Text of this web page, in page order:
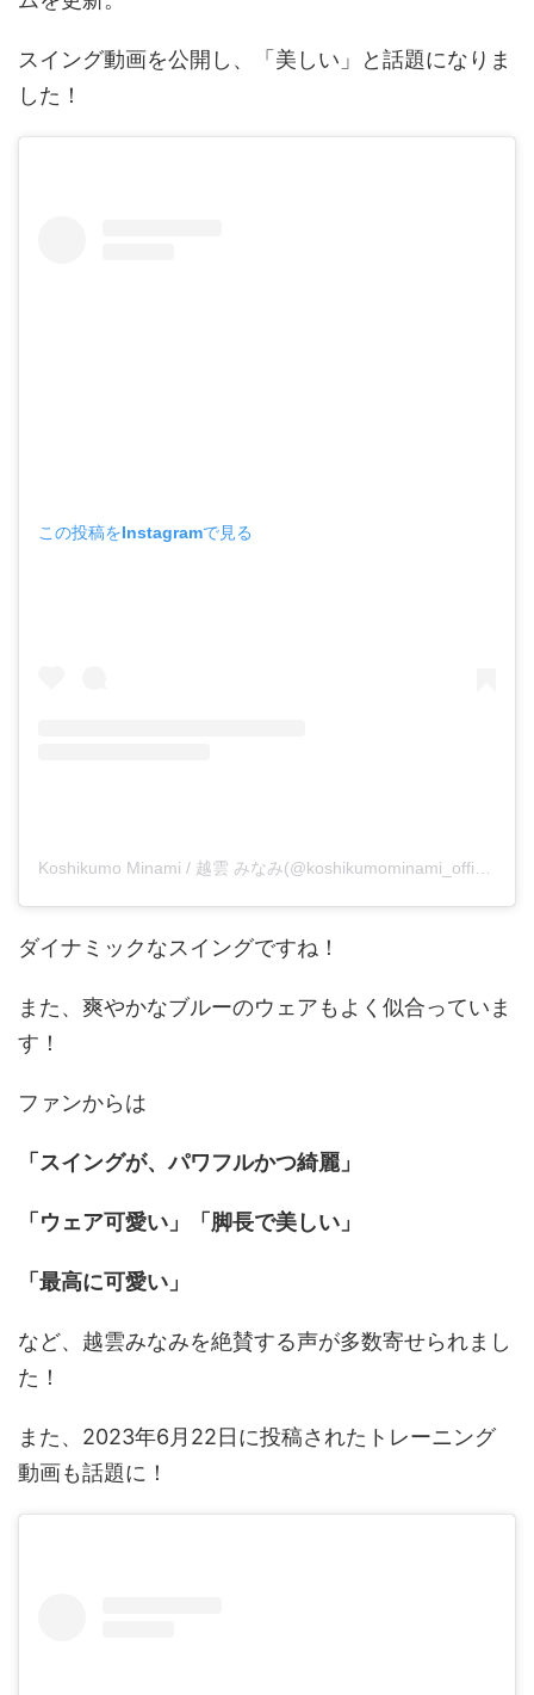
スイング動画を公開し、「美しい」と話題になりま
した！
この投稿をInstagramで見る
ダイナミックなスイングですね！
また、爽やかなブルーのウェアもよく似合っていま
す！
ファンからは
「スイングが、パワフルかつ綺麗」
「ウェア可愛い」「脚長で美しい」
「最高に可愛い」
など、越雲みなみを絶賛する声が多数寄せられまし
た！
また、2023年6月22日に投稿されたトレーニング
動画も話題に！